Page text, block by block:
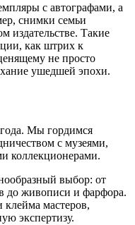
с автографами, а
снимки семьи
издательстве. Такие
как штрих к
не просто
ушедшей эпохи.
Мы гордимся
с музеями,
коллекционерами.
выбор: от
до живописи и фарфора.
мастеров,
экспертизу.